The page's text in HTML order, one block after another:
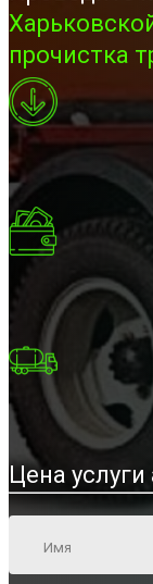
прочистка
Цена